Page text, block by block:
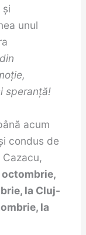
și
unul
speranță!
acum
condus de
octombrie,
la Cluj-
la